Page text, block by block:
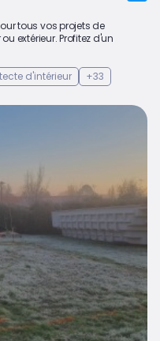
tous vos projets de
extérieur. Profitez d'un
d'intérieur +33